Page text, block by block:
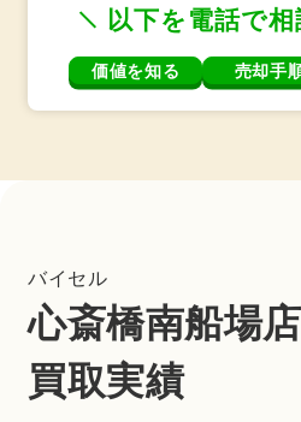
以下を電話で
価値を知る 売却手
バイセル
心斎橋南船場店
買取実績